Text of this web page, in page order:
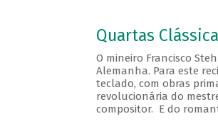
Quartas
O mineiro Francisco
Alemanha. Para este
teclado, com obras
revolucionária do
compositor. E do